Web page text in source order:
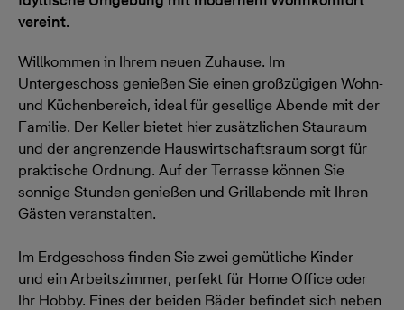
vereint.
Willkommen in Ihrem neuen Zuhause. Im
Untergeschoss genießen Sie einen großzügigen Wohn-
und Küchenbereich, ideal für gesellige Abende mit der
Familie. Der Keller bietet hier zusätzlichen Stauraum
und der angrenzende Hauswirtschaftsraum sorgt für
praktische Ordnung. Auf der Terrasse können Sie
sonnige Stunden genießen und Grillabende mit Ihren
Gästen veranstalten.
Im Erdgeschoss finden Sie zwei gemütliche Kinder-
und ein Arbeitszimmer, perfekt für Home Office oder
Ihr Hobby. Eines der beiden Bäder befindet sich neben